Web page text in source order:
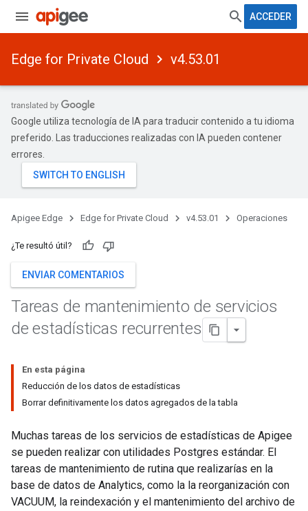
ACCEDER
Edge for Private Cloud v4.53.01
Google utiliza tecnología de IA para traducir contenido a tu idioma
preferido. Las traducciones realizadas con IA pueden contener
errores.
Apigee Edge Edge for Private Cloud v4.53.01 Operaciones
¿Te resultó útil?
ENVIAR COMENTARIOS
Tareas de mantenimiento de servicios
de estadísticas recurrentes
En esta página
Reducción de los datos de estadísticas
Borrar definitivamente los datos agregados de la tabla
Muchas tareas de los servicios de estadísticas de Apigee
se pueden realizar con utilidades Postgres estándar. El
tareas de mantenimiento de rutina que realizarías en la
base de datos de Analytics, como la la reorganización con
VACUUM, la reindexación y el mantenimiento del archivo de